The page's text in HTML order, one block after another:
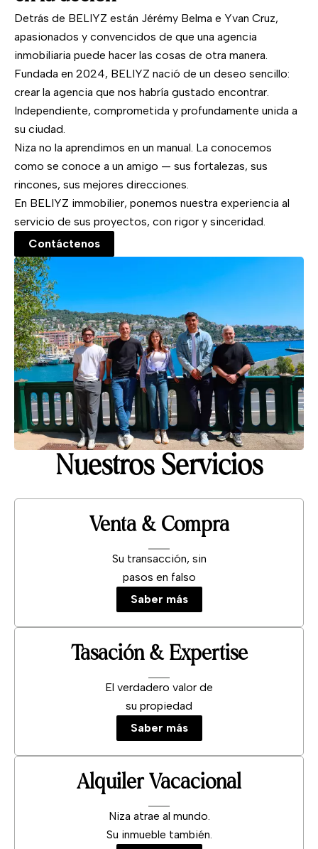
Detrás de BELIYZ están Jérémy Belma e Yvan Cruz,
apasionados y convencidos de que una agencia
inmobiliaria puede hacer las cosas de otra manera.
Fundada en 2024, BELIYZ nació de un deseo sencillo:
crear la agencia que nos habría gustado encontrar.
Independiente, comprometida y profundamente unida a
su ciudad.
Niza no la aprendimos en un manual. La conocemos
como se conoce a un amigo — sus fortalezas, sus
rincones, sus mejores direcciones.
En BELIYZ immobilier, ponemos nuestra experiencia al
servicio de sus proyectos, con rigor y sinceridad.
Contáctenos
Nuestros Servicios
Venta & Compra
Su transacción, sin
pasos en falso
Saber más
Tasación & Expertise
El verdadero valor de
su propiedad
Saber más
Alquiler Vacacional
Niza atrae al mundo.
Su inmueble también.